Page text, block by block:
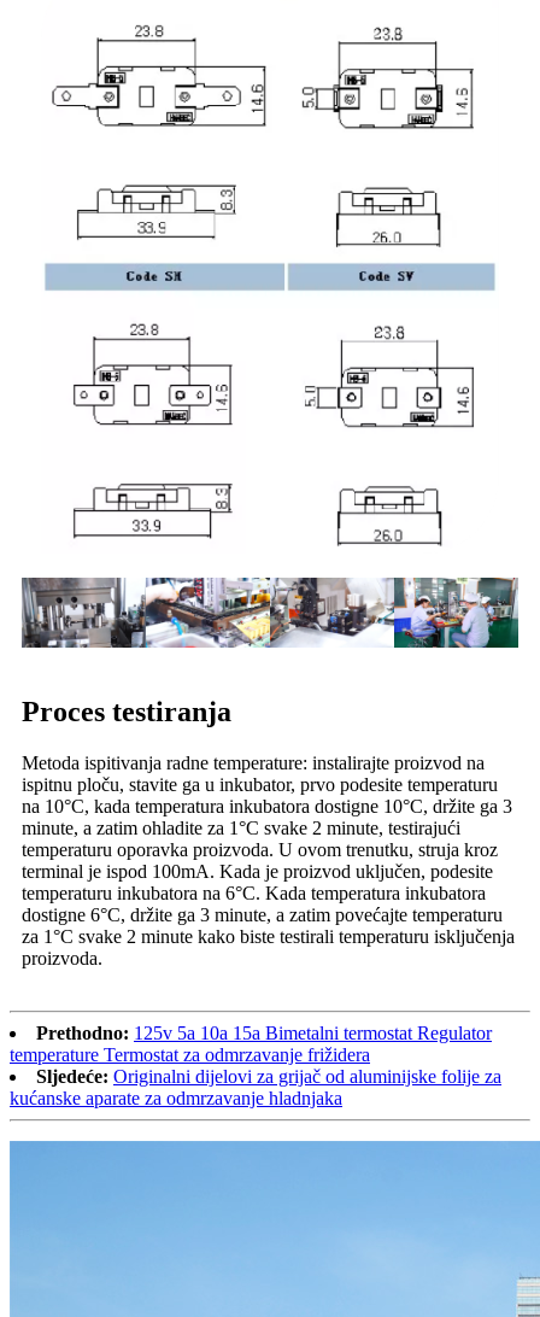
Proces testiranja
Metoda ispitivanja radne temperature: instalirajte proizvod na
ispitnu ploču, stavite ga u inkubator, prvo podesite temperaturu
na 10°C, kada temperatura inkubatora dostigne 10°C, držite ga 3
minute, a zatim ohladite za 1°C svake 2 minute, testirajući
temperaturu oporavka proizvoda. U ovom trenutku, struja kroz
terminal je ispod 100mA. Kada je proizvod uključen, podesite
temperaturu inkubatora na 6°C. Kada temperatura inkubatora
dostigne 6°C, držite ga 3 minute, a zatim povećajte temperaturu
za 1°C svake 2 minute kako biste testirali temperaturu isključenja
proizvoda.
Prethodno: 125v 5a 10a 15a Bimetalni termostat Regulator
temperature Termostat za odmrzavanje frižidera
Sljedeće: Originalni dijelovi za grijač od aluminijske folije za
kućanske aparate za odmrzavanje hladnjaka